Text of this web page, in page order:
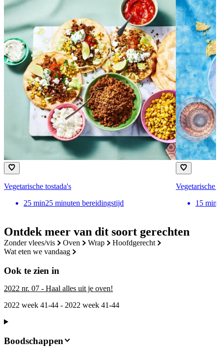
Ontdek meer van dit soort gerechten
zonder vlees/vis oven wrap
hoofdgerecht
wat eten we vandaag
Ook te zien in
2022 nr. 07 - Haal alles uit je oven!
2022 week 41-44 - 2022 week 41-44
Vegetarische tostada's
25 min25 minuten bereidingstijd
Vegetarische
15 min
Boodschappen